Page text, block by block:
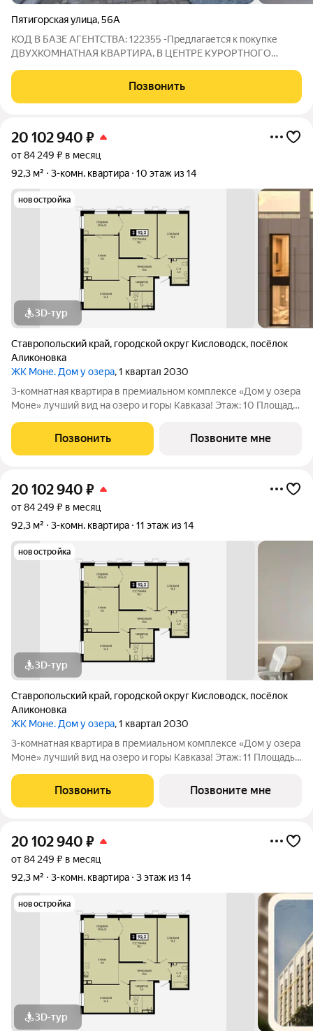
Пятигорская улица,56А
КОД В БАЗЕ АГЕНТСТВА: 122355 -Предлагается к покупке
ДВУХКОМНАТНАЯ КВАРТИРА, В ЦЕНТРЕ КУРОРТНОГО
закрытая территория под охраной. Подземная парковка на 12
мест. На первом этаже есть терраса.
Позвонить
20 102 940 ₽
от 84 249 ₽ в месяц
92,3 м²
3-комн. квартира 10 этаж из 14
новостройка
3D-тур
Ставропольский край, городской округ Кисловодск, посёлок
Аликоновка
ЖК Моне. Дом у озера, 1 квартал 2030
3-комнатная квартира в премиальном комплексе «Дом у озера
Моне» лучший вид на озеро и горы Кавказа! Этаж: 10 Площадь:
инвестиционном проекте федерального застройщика
ЮгСтройИнвест. Локация
Позвонить Позвоните мне
20 102 940 ₽
от 84 249 ₽ в месяц
92,3 м²
3-комн. квартира 11 этаж из 14
новостройка
3D-тур
Ставропольский край, городской округ Кисловодск, посёлок
Аликоновка
ЖК Моне. Дом у озера, 1 квартал 2030
3-комнатная квартира в премиальном комплексе «Дом у озера
Моне» лучший вид на озеро и горы Кавказа! Этаж: 11 Площадь:
инвестиционном проекте федерального застройщика
ЮгСтройИнвест. Локация
Позвонить Позвоните мне
20 102 940 ₽
от 84 249 ₽ в месяц
92,3 м²
3-комн. квартира 3 этаж из 14
новостройка
3D-тур